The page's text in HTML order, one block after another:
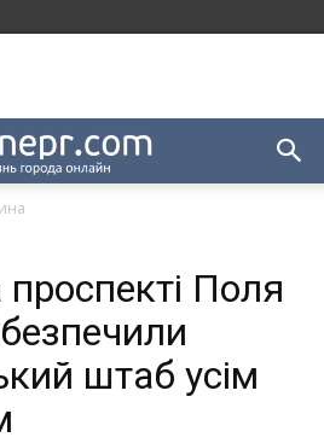
проспекті Поля
штаб усім